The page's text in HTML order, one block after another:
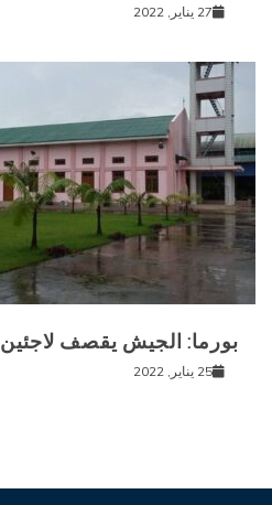
27 يناير, 2022
بورما: الجيش يقصف
25 يناير, 2022